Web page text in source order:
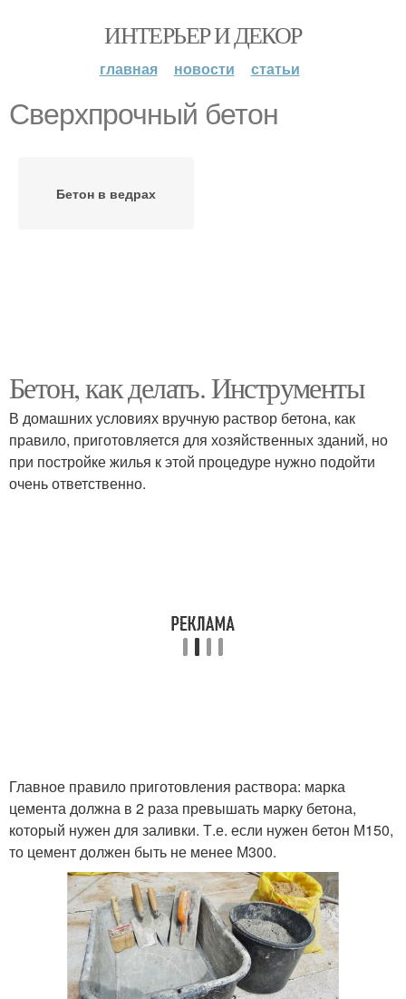
ИНТЕРЬЕР И ДЕКОР
главная новости статьи
Сверхпрочный бетон
Бетон в ведрах
Бетон, как делать. Инструменты
В домашних условиях вручную раствор бетона, как
правило, приготовляется для хозяйственных зданий, но
при постройке жилья к этой процедуре нужно подойти
очень ответственно.
Главное правило приготовления раствора: марка
цемента должна в 2 раза превышать марку бетона,
который нужен для заливки. Т.е. если нужен бетон М150,
то цемент должен быть не менее М300.